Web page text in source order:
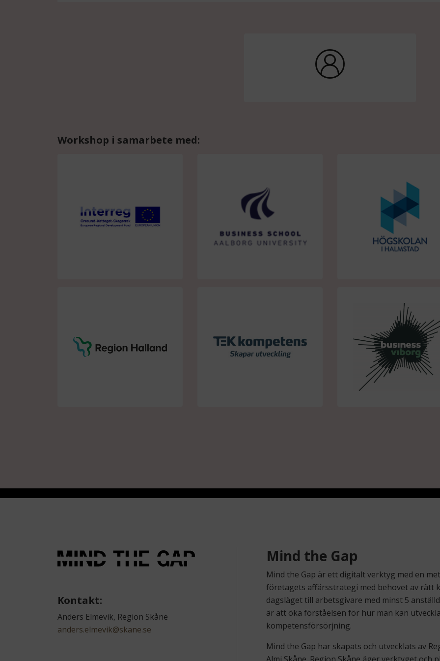
Workshop i samarbete med:
Kontakt:
Anders Elmevik, Region Skåne
anders.elmevik@skane.se
Mind the Gap
Mind the Gap är ett digitalt verktyg med en
företagets affärsstrategi med behovet av rätt
dagsläget till arbetsgivare med minst 5
är att öka förståelsen för hur man kan
kompetensförsörjning.
Mind the Gap har skapats och utvecklats av